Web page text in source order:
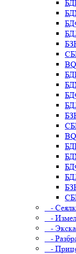
-
-
-
-
-